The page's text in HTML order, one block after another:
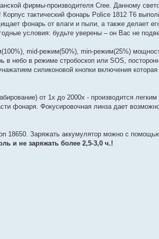
фирмы-производителя Cree. Данному
! Корпус тактический фонарь Police 1812 T6
фонарь от влаги и пыли, а также делает
условия: будьте уверены – он Вас не
mid-режим(50%), min-режим(25%)
небо в режиме стробоскоп или SOS,
силиконовой кнопки включения которая
от 1х до 2000х - производится
фонаря. Фокусировочная линза дает
18650. Заряжать аккумулятор можно с
и не заряжать более 2,5-3,0 ч.!